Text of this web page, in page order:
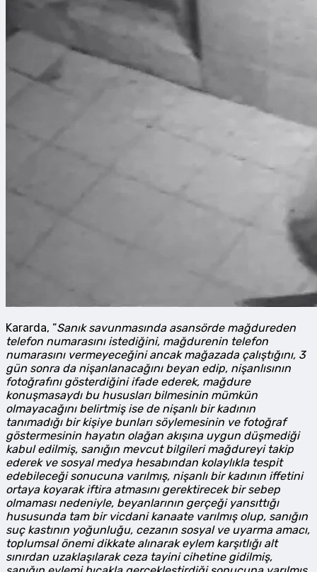
Kararda, “Sanık savunmasında asansörde mağdureden
telefon numarasını istediğini, mağdurenin telefon
numarasını vermeyeceğini ancak mağazada çalıştığını, 3
gün sonra da nişanlanacağını beyan edip, nişanlısının
fotoğrafını gösterdiğini ifade ederek, mağdure
konuşmasaydı bu hususları bilmesinin mümkün
olmayacağını belirtmiş ise de nişanlı bir kadının
tanımadığı bir kişiye bunları söylemesinin ve fotoğraf
göstermesinin hayatın olağan akışına uygun düşmediği
kabul edilmiş, sanığın mevcut bilgileri mağdureyi takip
ederek ve sosyal medya hesabından kolaylıkla tespit
edebileceği sonucuna varılmış, nişanlı bir kadının iffetini
ortaya koyarak iftira atmasını gerektirecek bir sebep
olmaması nedeniyle, beyanlarının gerçeği yansıttığı
hususunda tam bir vicdani kanaate varılmış olup, sanığın
suç kastının yoğunluğu, cezanın sosyal ve uyarma amacı,
toplumsal önemi dikkate alınarak eylem karşıtlığı alt
sınırdan uzaklaşılarak ceza tayini cihetine gidilmiş,